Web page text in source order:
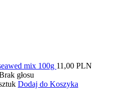
mix 100g 11,00 PLN
głosu
Dodaj do Koszyka